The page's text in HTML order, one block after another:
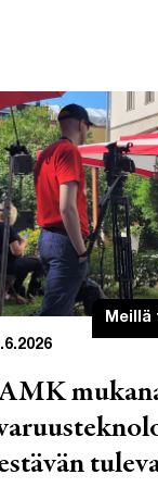
Meillä